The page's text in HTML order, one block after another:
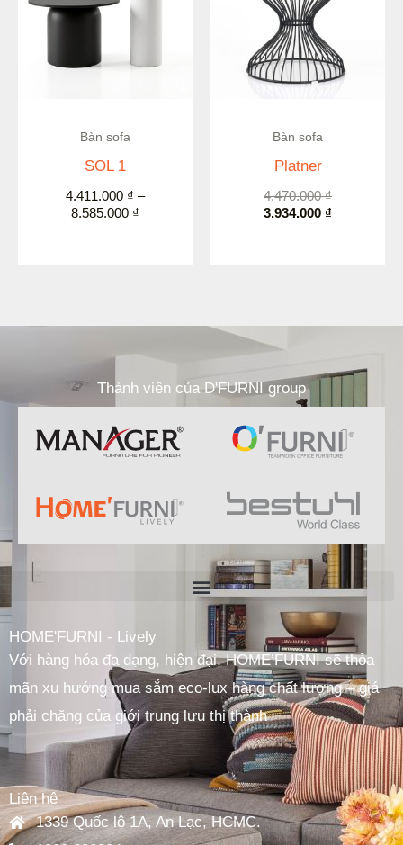
Bàn sofa
SOL 1
4.411.000 ₫ –
8.585.000 ₫
8.585.000 ₫
Bàn sofa
Platner
4.470.000₫
3.934.000 ₫
Thành viên của D'FURNI group
HOME'FURNI - Lively
Với hàng hóa đa dạng, hiện đại, HOME’FURNI sẽ thỏa
mãn xu hướng mua sắm eco-lux hàng chất lượng – giá
phải chăng của giới trung lưu thị thành
Liên hệ
1339 Quốc lộ 1A, An Lạc, HCMC.